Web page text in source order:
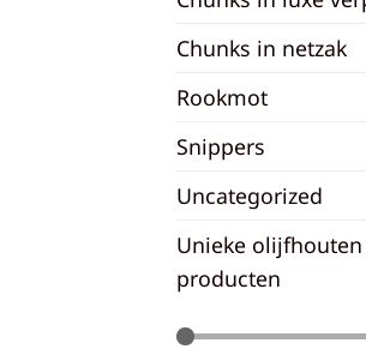
Chunks in netzak
Rookmot
Snippers
Uncategorized
Unieke olijfhouten
producten